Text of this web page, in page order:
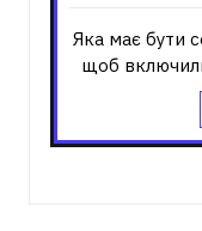
Яка має бути
щоб